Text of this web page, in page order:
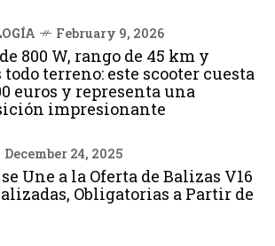
February 9, 2026
800 W, rango de 45 km y
todo terreno: este scooter cuesta
euros y representa una
impresionante
December 24, 2025
Une a la Oferta de Balizas V16
Obligatorias a Partir de